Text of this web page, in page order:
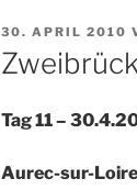
AM
30. APRIL 2010
Tag 11 –
Aurec-sur-